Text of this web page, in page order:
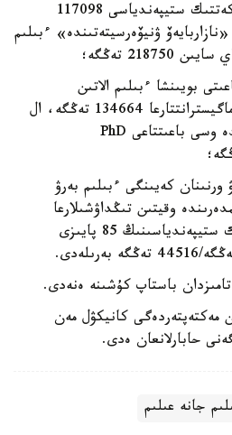
— ماگيسترانتتاردىڭ مەملەكەتتىك ستيپەندياسى 117098
ۋنيۆەرسيتەتىندە» ءبىلىم
تەڭگە؛
بويىنشا ءبىلىم الاتىن
رەزيدەنت-دارىگەرلەر مەن ماگيسترانتتارعا 134664 تەڭگە، ال
دوكتورانتتارعا، ونىڭ ىشىندە وسى باعىتتاعى PhD
كەيىنگى ءبىلىم بەرۋ
وقيتىن تىڭداۋشىلارعا
ستۋدەنتتەردىڭ مەملەكەتتىك ستيپەندياسىنىڭ 85 پايىزى
مەكتەپتەردەگى كانيكۋل مەن
حابارلانعان ەدى.
جانە عىلىم